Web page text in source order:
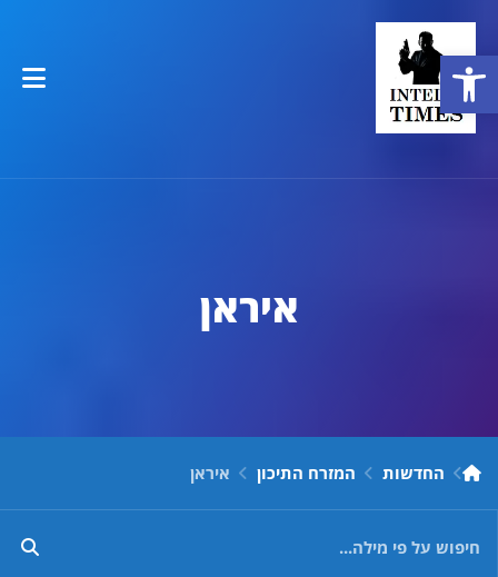
איראן
החדשות המזרח התיכון איראן
פתח סרגל נגישות